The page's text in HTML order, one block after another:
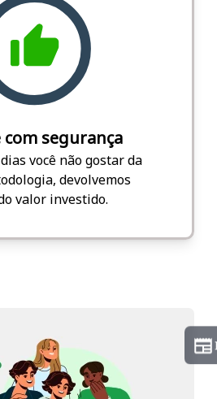
com segurança
você não gostar da
devolvemos
valor investido.